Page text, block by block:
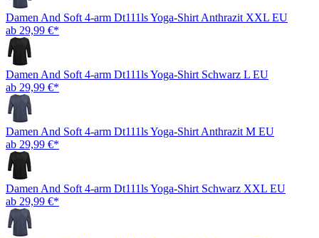
Damen And Soft 4-arm Dt111ls Yoga-Shirt Anthrazit XXL EU
ab 29,99 €*
Damen And Soft 4-arm Dt111ls Yoga-Shirt Schwarz L EU
ab 29,99 €*
Damen And Soft 4-arm Dt111ls Yoga-Shirt Anthrazit M EU
ab 29,99 €*
Damen And Soft 4-arm Dt111ls Yoga-Shirt Schwarz XXL EU
ab 29,99 €*